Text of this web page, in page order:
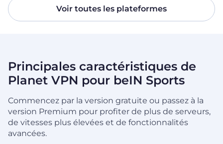
Voir toutes les plateformes
Principales caractéristiques de
Planet VPN pour beIN Sports
Commencez par la version gratuite ou passez à la
version Premium pour profiter de plus de serveurs,
de vitesses plus élevées et de fonctionnalités
avancées.